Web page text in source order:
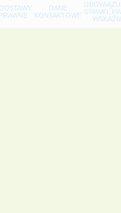
PRAWNE
DANE
KONTAKTOWE STAWKI,